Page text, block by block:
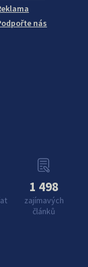
nás
1 498
zajímavých
článků